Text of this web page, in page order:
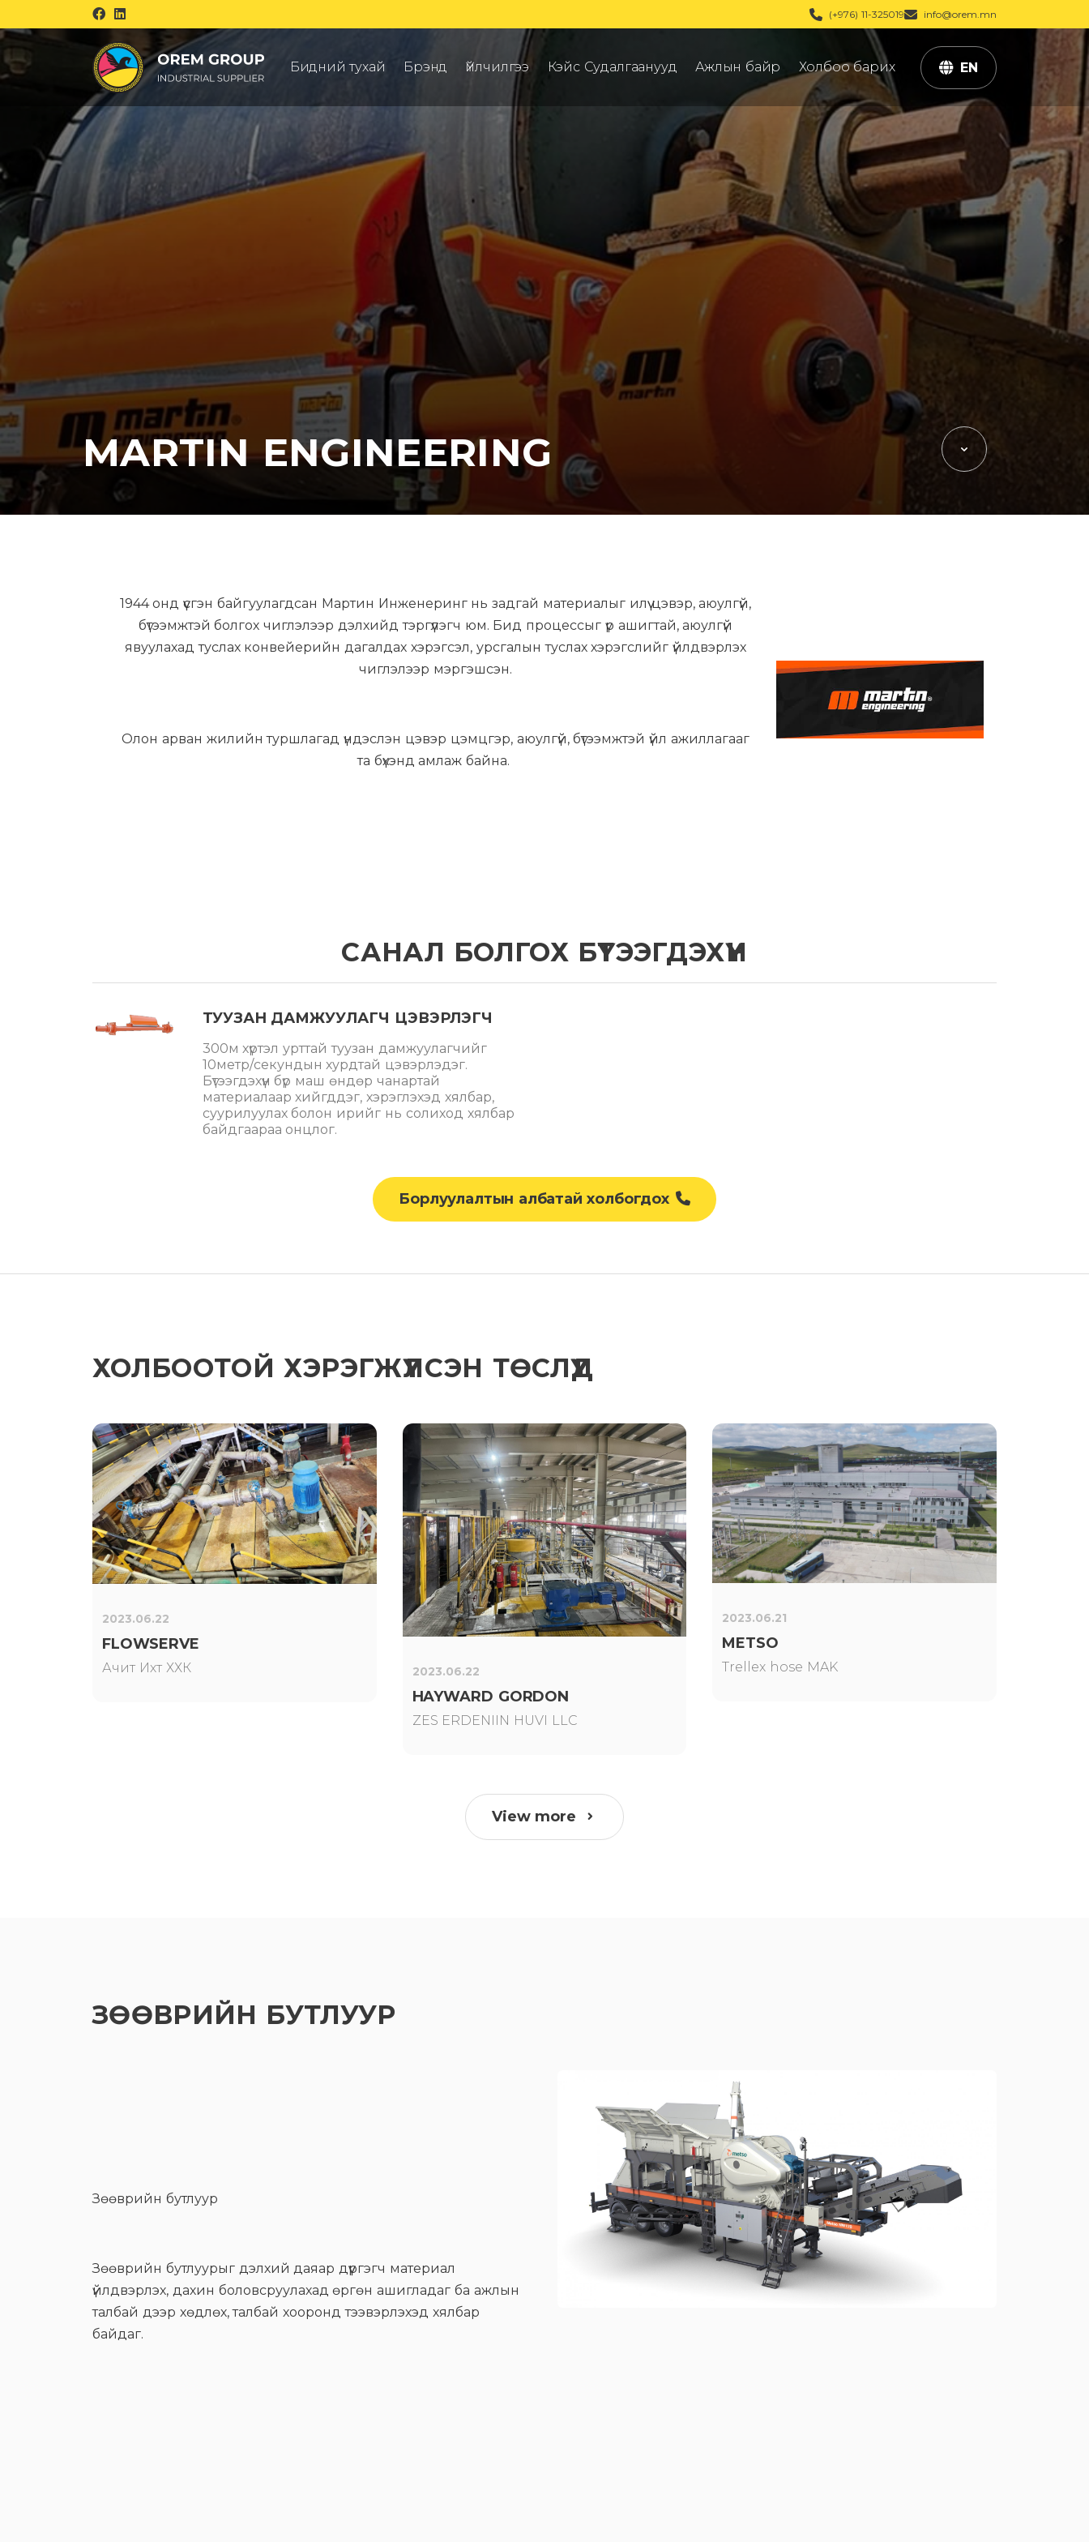
(+976) 11-325019 info@orem.mn
Бидний тухай Брэнд Үйлчилгээ Кэйс Судалгаанууд Ажлын байр Холбоо барих EN
MARTIN ENGINEERING
1944 онд үүсгэн байгуулагдсан Мартин Инженеринг нь задгай материалыг илүү цэвэр, аюулгүй,
бүтээмжтэй болгох чиглэлээр дэлхийд тэргүүлэгч юм. Бид процессыг үр ашигтай, аюулгүй
явуулахад туслах конвейерийн дагалдах хэрэгсэл, урсгалын туслах хэрэгслийг үйлдвэрлэх
чиглэлээр мэргэшсэн.
Олон арван жилийн туршлагад үндэслэн цэвэр цэмцгэр, аюулгүй, бүтээмжтэй үйл ажиллагааг
та бүхэнд амлаж байна.
САНАЛ БОЛГОХ БҮТЭЭГДЭХҮҮН
ТУУЗАН ДАМЖУУЛАГЧ ЦЭВЭРЛЭГЧ
300м хүртэл урттай туузан дамжуулагчийг
10метр/секундын хурдтай цэвэрлэдэг.
Бүтээгдэхүүн бүр маш өндөр чанартай
материалаар хийгддэг, хэрэглэхэд хялбар,
суурилуулах болон ирийг нь солиход хялбар
байдгаараа онцлог.
Борлуулалтын албатай холбогдох
ХОЛБООТОЙ ХЭРЭГЖҮҮЛСЭН ТӨСЛҮҮД
2023.06.22
FLOWSERVE
Ачит Ихт ХХК 2023.06.22
HAYWARD GORDON
ZES ERDENIIN HUVI LLC
2023.06.21
METSO
Trellex hose MAK
View more
ЗӨӨВРИЙН БУТЛУУР
Зөөврийн бутлуур
Зөөврийн бутлуурыг дэлхий даяар дүүргэгч материал
үйлдвэрлэх, дахин боловсруулахад өргөн ашигладаг ба ажлын
талбай дээр хөдлөх, талбай хооронд тээвэрлэхэд хялбар
байдаг.